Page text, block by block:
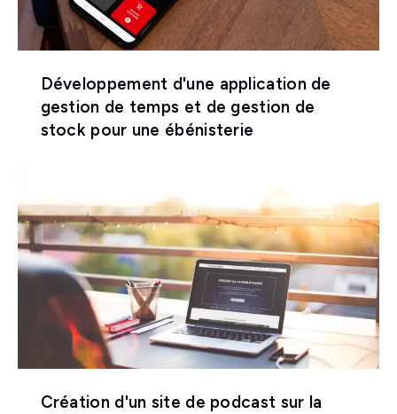
Développement d'une application de
gestion de temps et de gestion de
stock pour une ébénisterie
Création d'un site de podcast sur la